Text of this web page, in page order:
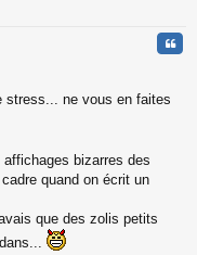
stress... ne vous en faites
bizarres des
quand on écrit un
que des zolis petits